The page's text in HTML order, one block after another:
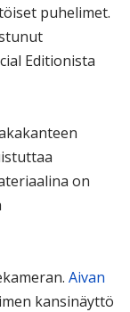
puhelimet.
Editionista
on
Aivan
kansinäyttö